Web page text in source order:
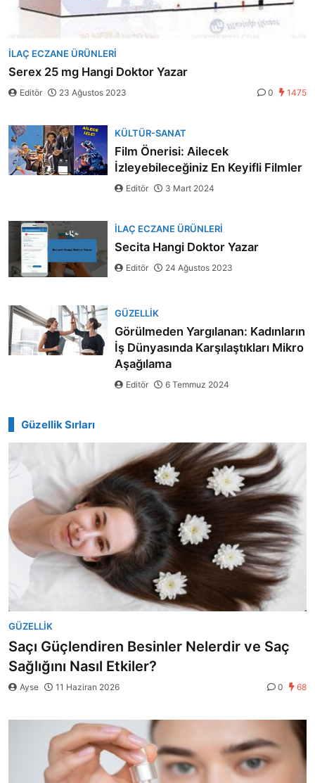
İLAÇ ECZANE ÜRÜNLERI
Serex 25 mg Hangi Doktor Yazar
Editör 23 Ağustos 2023 0 1475
KÜLTÜR-SANAT
Film Önerisi: Ailecek
İzleyebileceğiniz En Keyifli Filmler
Editör 3 Mart 2024
İLAÇ ECZANE ÜRÜNLERI
Secita Hangi Doktor Yazar
Editör 24 Ağustos 2023
GÜZELLIK
Görülmeden Yargılanan: Kadınların
İş Dünyasında Karşılaştıkları Mikro
Aşağılama
Editör 6 Temmuz 2024
Güzellik Sırları
GÜZELLIK
Saçı Güçlendiren Besinler Nelerdir ve Saç
Sağlığını Nasıl Etkiler?
Ayse 11 Haziran 2026 0 68